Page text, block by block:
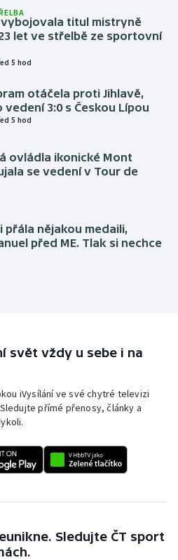
titul mistryně
let ve střelbě ze sportovní
5 hod
otáčela proti Jihlavě,
3:0 s Českou Lípou
5 hod
ovládla ikonické Mont
se vedení v Tour de
přála nějakou medaili,
před ME. Tlak si nechce
svět vždy u sebe i na
iVysílání ve své chytré televizi
přímé přenosy, články a
Sledujte ČT sport